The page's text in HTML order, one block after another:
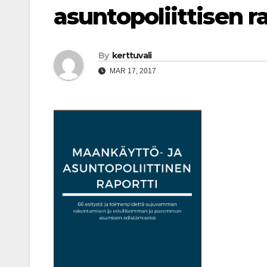
asuntopoliittisen
By kerttuvali
MAR 17, 2017